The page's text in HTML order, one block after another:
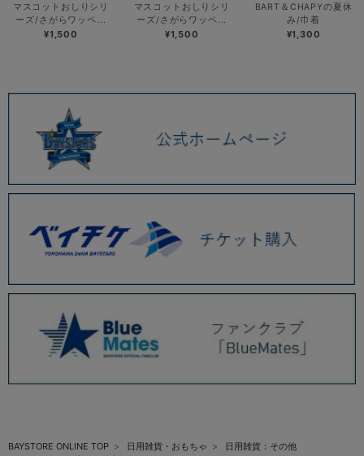
マスコットおしりシリ
ーズ/さがらワッペ...
¥1,500
マスコットおしりシリ
ーズ/さがらワッペ...
¥1,500
BART＆CHAPYの夏休
み/巾着
¥1,300
BAYSTORE ONLINE TOP 日用雑貨・おもちゃ
日用雑貨：その他